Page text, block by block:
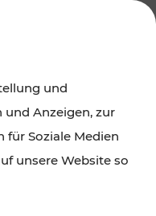
Burgenland
und
Anzeigen, zur
Soziale Medien
unsere Website so